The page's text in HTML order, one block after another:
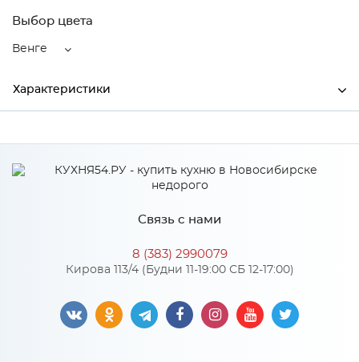
Выбор цвета
Венге
Характеристики
Цвет Венге
Связь с нами
8 (383) 2990079
Кирова 113/4 (Будни 11-19:00 СБ 12-17:00)